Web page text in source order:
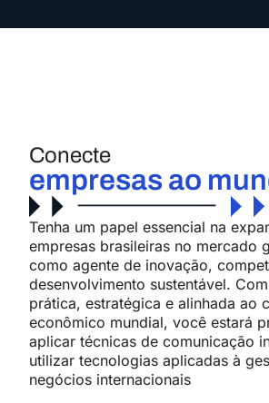
Conecte
empresas ao
Tenha um papel essencial na
empresas brasileiras no mercado
como agente de inovação,
desenvolvimento sustentável.
prática, estratégica e alinhada ao
econômico mundial, você estará
aplicar técnicas de comunicação
utilizar tecnologias aplicadas à
negócios internacionais